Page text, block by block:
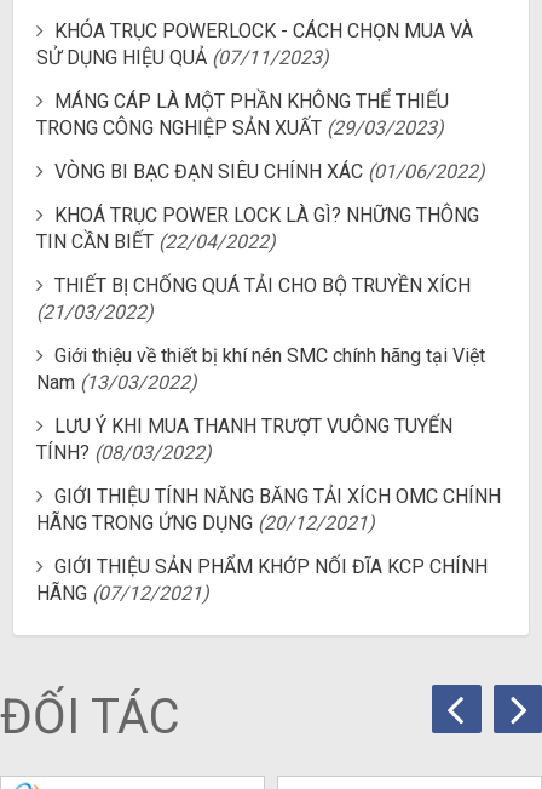
KHÓA TRỤC POWERLOCK - CÁCH CHỌN MUA VÀ
SỬ DỤNG HIỆU QUẢ (07/11/2023)
MÁNG CÁP LÀ MỘT PHẦN KHÔNG THỂ THIẾU
TRONG CÔNG NGHIỆP SẢN XUẤT (29/03/2023)
VÒNG BI BẠC ĐẠN SIÊU CHÍNH XÁC (01/06/2022)
KHOÁ TRỤC POWER LOCK LÀ GÌ? NHỮNG THÔNG
TIN CẦN BIẾT (22/04/2022)
THIẾT BỊ CHỐNG QUÁ TẢI CHO BỘ TRUYỀN XÍCH
(21/03/2022)
Giới thiệu về thiết bị khí nén SMC chính hãng tại Việt
Nam (13/03/2022)
LƯU Ý KHI MUA THANH TRƯỢT VUÔNG TUYẾN
TÍNH? (08/03/2022)
GIỚI THIỆU TÍNH NĂNG BĂNG TẢI XÍCH OMC CHÍNH
HÃNG TRONG ỨNG DỤNG (20/12/2021)
GIỚI THIỆU SẢN PHẨM KHỚP NỐI ĐĨA KCP CHÍNH
HÃNG (07/12/2021)
ĐỐI TÁC